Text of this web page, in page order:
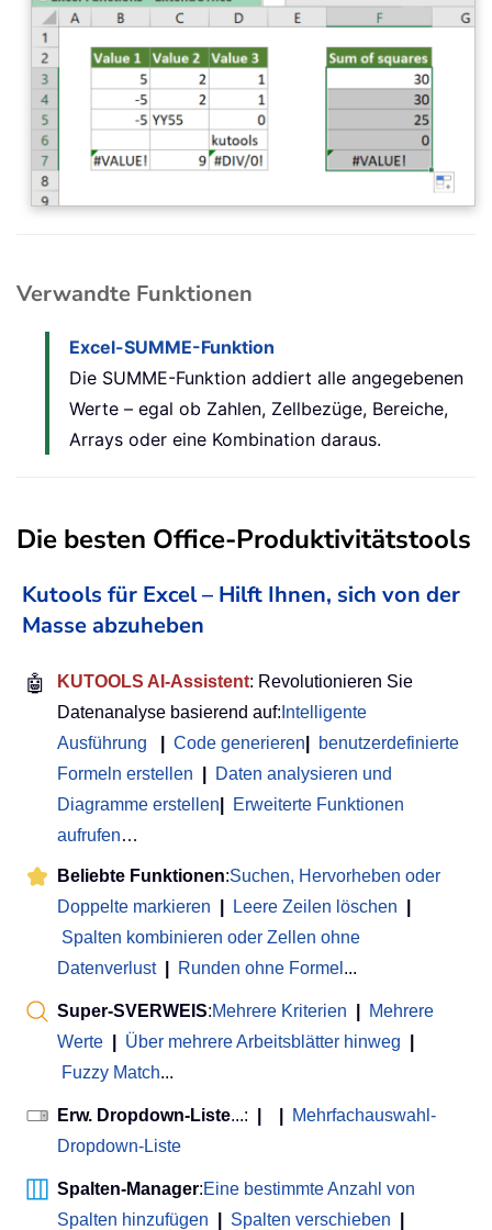
Verwandte Funktionen
Excel-SUMME-Funktion
Die SUMME-Funktion addiert alle angegebenen
Werte – egal ob Zahlen, Zellbezüge, Bereiche,
Arrays oder eine Kombination daraus.
Die besten Office-Produktivitätstools
Kutools für Excel – Hilft Ihnen, sich von der
Masse abzuheben
🤖 KUTOOLS AI-Assistent: Revolutionieren Sie
Datenanalyse basierend auf: Intelligente
Ausführung
Code generieren
benutzerdefinierte
Formeln erstellen
Daten analysieren und
Diagramme erstellen
Erweiterte Funktionen
aufrufen…
Beliebte Funktionen:Suchen, Hervorheben oder
Doppelte markieren
Leere Zeilen löschen
Spalten kombinieren oder Zellen ohne
Datenverlust
Runden ohne Formel ...
Super-SVERWEIS:Mehrere Kriterien
Mehrere
Werte
Über mehrere Arbeitsblätter hinweg
Fuzzy Match...
Erw. Dropdown-Liste...:
Mehrfachauswahl-
Dropdown-Liste
Spalten-Manager:Eine bestimmte Anzahl von
Spalten hinzufügen
Spalten verschieben